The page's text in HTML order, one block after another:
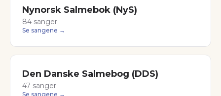
Nynorsk Salmebok (NyS)
84 sanger
Se sangene →
Den Danske Salmebog (DDS)
47 sanger
Se sangene →